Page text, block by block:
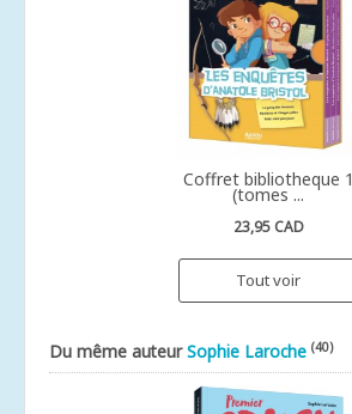
Coffret bibliotheque 1
(tomes ...
23,95 CAD
Tout voir
Du même auteurSophie Laroche (40)